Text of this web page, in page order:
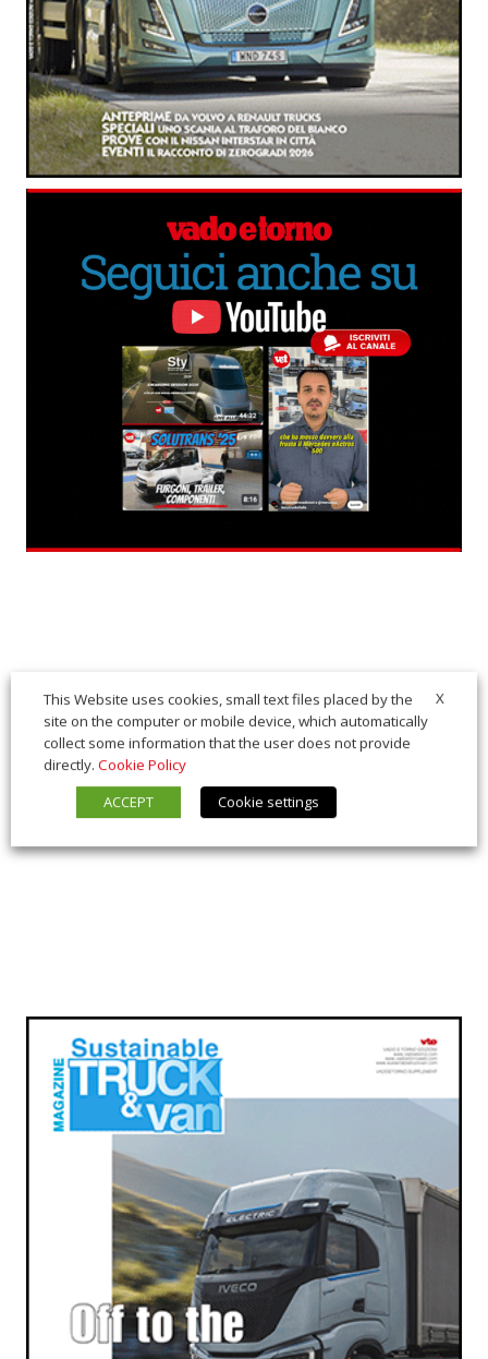
X
This Website uses cookies, small text files placed by the
site on the computer or mobile device, which automatically
collect some information that the user does not provide
directly. Cookie Policy
ACCEPT
Cookie settings